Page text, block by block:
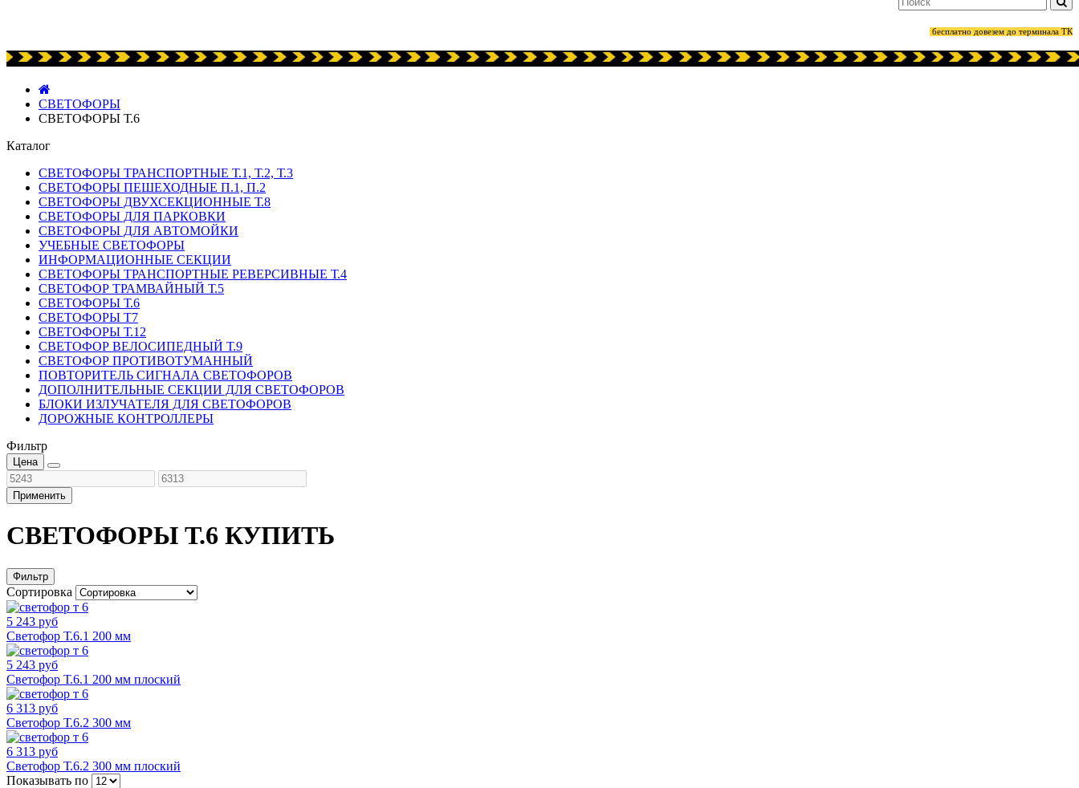
бесплатно довезем до терминала ТК
СВЕТОФОРЫ
СВЕТОФОРЫ Т.6
Каталог
СВЕТОФОРЫ ТРАНСПОРТНЫЕ Т.1, Т.2, Т.3
СВЕТОФОРЫ ПЕШЕХОДНЫЕ П.1, П.2
СВЕТОФОРЫ ДВУХСЕКЦИОННЫЕ Т.8
СВЕТОФОРЫ ДЛЯ ПАРКОВКИ
СВЕТОФОРЫ ДЛЯ АВТОМОЙКИ
УЧЕБНЫЕ СВЕТОФОРЫ
ИНФОРМАЦИОННЫЕ СЕКЦИИ
СВЕТОФОРЫ ТРАНСПОРТНЫЕ РЕВЕРСИВНЫЕ Т.4
СВЕТОФОР ТРАМВАЙНЫЙ Т.5
СВЕТОФОРЫ Т.6
СВЕТОФОРЫ Т7
СВЕТОФОРЫ Т.12
СВЕТОФОР ВЕЛОСИПЕДНЫЙ Т.9
СВЕТОФОР ПРОТИВОТУМАННЫЙ
ПОВТОРИТЕЛЬ СИГНАЛА СВЕТОФОРОВ
ДОПОЛНИТЕЛЬНЫЕ СЕКЦИИ ДЛЯ СВЕТОФОРОВ
БЛОКИ ИЗЛУЧАТЕЛЯ ДЛЯ СВЕТОФОРОВ
ДОРОЖНЫЕ КОНТРОЛЛЕРЫ
Фильтр
Цена
Применить
СВЕТОФОРЫ Т.6 КУПИТЬ
Фильтр
Сортировка
5 243 руб
Светофор Т.6.1 200 мм
5 243 руб
Светофор Т.6.1 200 мм плоский
6 313 руб
Светофор Т.6.2 300 мм
6 313 руб
Светофор Т.6.2 300 мм плоский
Показывать по